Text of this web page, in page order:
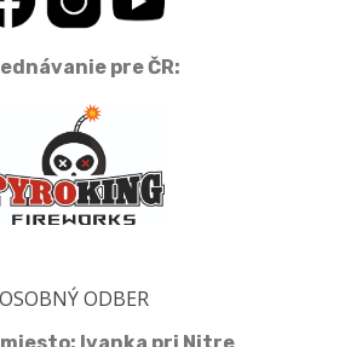
pre ČR:
OSOBNÝ ODBER